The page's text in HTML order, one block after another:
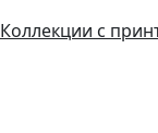
Коллекции с